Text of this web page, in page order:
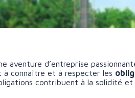
aventure d’entreprise
à connaître et à respecter les
contribuent à la solidité et